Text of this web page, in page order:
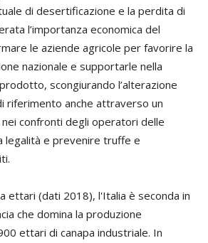
di desertificazione e la perdita di
l’importanza economica del
le aziende agricole per favorire la
nazionale e supportarle nella
scongiurando l’alterazione
riferimento anche attraverso un
confronti degli operatori delle
legalità e prevenire truffe e
ettari (dati 2018), l'Italia è seconda in
che domina la produzione
ettari di canapa industriale. In